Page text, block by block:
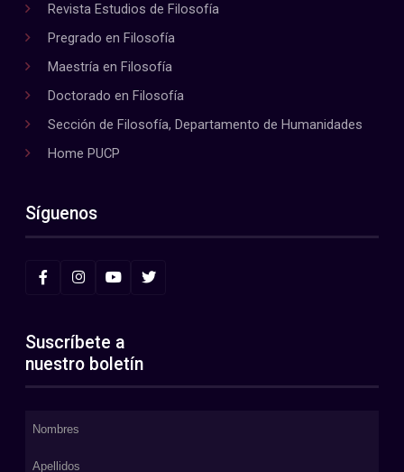
Revista Estudios de Filosofía
Pregrado en Filosofía
Maestría en Filosofía
Doctorado en Filosofía
Sección de Filosofía, Departamento de Humanidades
Home PUCP
Síguenos
Suscríbete a
nuestro boletín